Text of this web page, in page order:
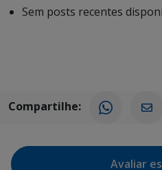
Sem posts recentes
Compartilhe:
Avaliar